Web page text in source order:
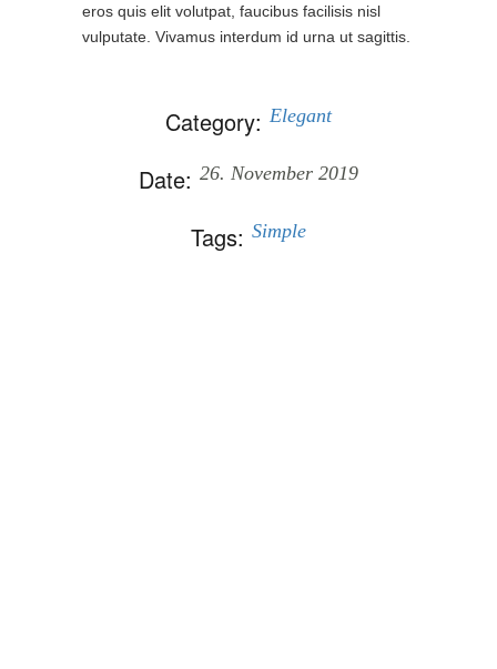
eros quis elit volutpat, faucibus facilisis nisl
vulputate. Vivamus interdum id urna ut sagittis.
Category: Elegant
Date: 26. November 2019
Tags: Simple